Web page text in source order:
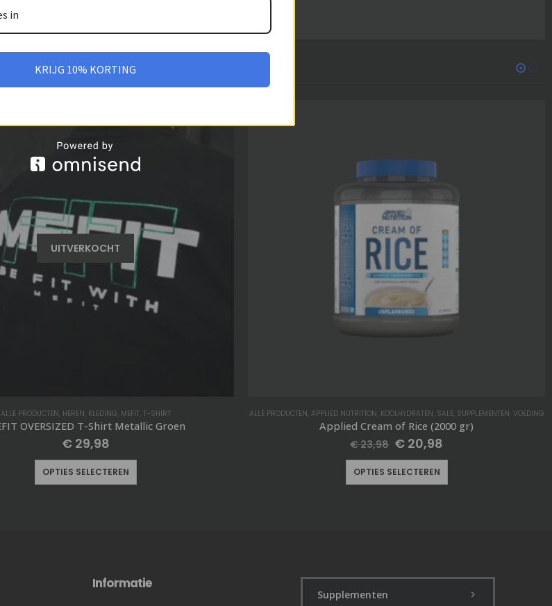
APPLIED NUTRITION,KOOLHYDRATEN,SALE ,SUPPLEMENTEN
Applied Cream of Rice (2000 gr)
23,98 €20,98
OPTIES SELECTEREN
ALLE PRODUCTEN, CHARCOAL BLACK,GLITTER STRAPS, LIFTING STRAPS,MEFIT ,SALE,TRAINING ACCESSOIRES
MEFIT GLITTER LIFTING STRAPS CHARCOAL BLACK
€20,98
OPTIES SELECTEREN
Informatie
Supplementen
KRIJG 10% KORTING